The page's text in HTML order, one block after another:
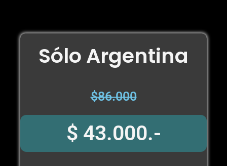
Sólo Argentina
$86.000
$ 43.000.-